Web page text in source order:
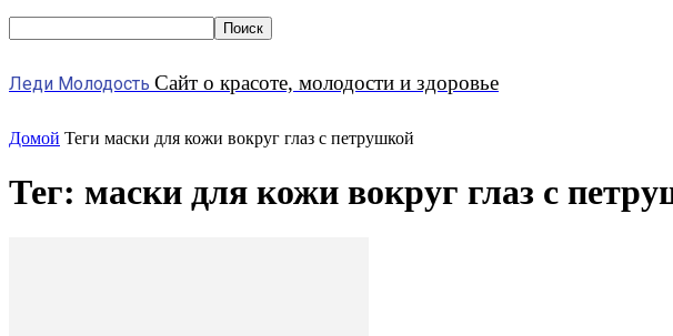
Леди Молодость Сайт о красоте, молодости и здоровье
Домой Теги маски для кожи вокруг глаз с петрушкой
Тег: маски для кожи вокруг глаз с